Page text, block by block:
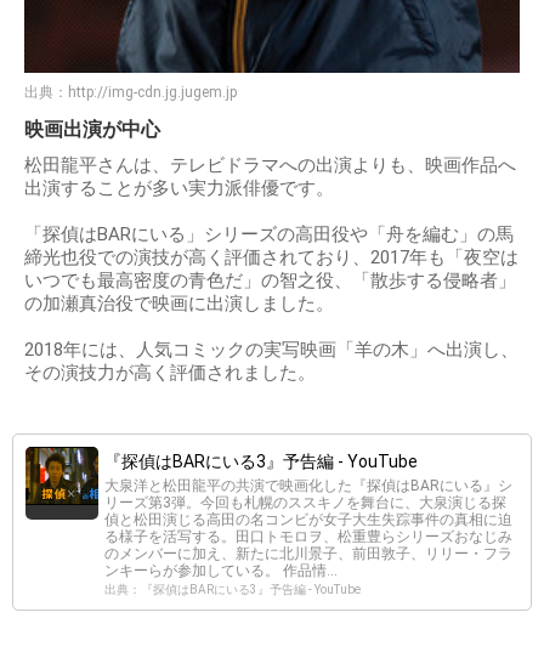
出典： http://img-cdn.jg.jugem.jp
映画出演が中心
松田龍平さんは、テレビドラマへの出演よりも、映画作品へ
出演することが多い実力派俳優です。
「探偵はBARにいる」シリーズの高田役や「舟を編む」の馬
締光也役での演技が高く評価されており、2017年も「夜空は
いつでも最高密度の青色だ」の智之役、「散歩する侵略者」
の加瀬真治役で映画に出演しました。
2018年には、人気コミックの実写映画「羊の木」へ出演し、
その演技力が高く評価されました。
『探偵はBARにいる3』予告編 - YouTube
大泉洋と松田龍平の共演で映画化した『探偵はBARにいる』シ
リーズ第3弾。今回も札幌のススキノを舞台に、大泉演じる探
偵と松田演じる高田の名コンビが女子大生失踪事件の真相に迫
る様子を活写する。田口トモロヲ、松重豊らシリーズおなじみ
のメンバーに加え、新たに北川景子、前田敦子、リリー・フラ
ンキーらが参加している。 作品情...
出典：『探偵はBARにいる3』予告編 - YouTube